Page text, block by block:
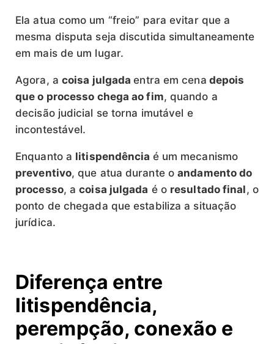
Ela atua como um “freio” para evitar que a
mesma disputa seja discutida simultaneamente
em mais de um lugar.
Agora, a coisa julgadaentra em cena depois
que o processo chega ao fim, quando a
decisão judicial se torna imutável e
incontestável.
Enquanto a litispendência é um mecanismo
preventivo, que atua durante oandamento do
processo, acoisa julgada é o resultado final, o
ponto de chegada que estabiliza a situação
jurídica.
Diferença entre
litispendência,
perempção, conexão e